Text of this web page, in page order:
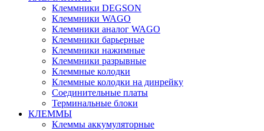
Клеммники DEGSON
Клеммники WAGO
Клеммники аналог WAGO
Клеммники барьерные
Клеммники нажимные
Клеммники разрывные
Клеммные колодки
Клеммные колодки на динрейку
Соединительные платы
Терминальные блоки
КЛЕММЫ
Клеммы аккумуляторные